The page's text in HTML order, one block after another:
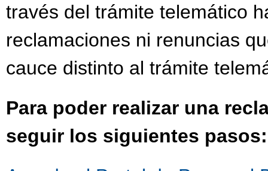
través del trámite telemático
reclamaciones ni renuncias
cauce distinto al trámite
Para poder realizar una
seguir los siguientes pasos: